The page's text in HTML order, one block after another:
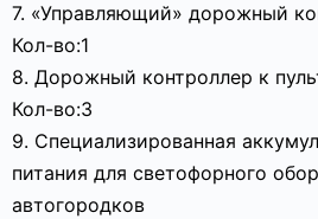
7. «Управляющий» дорожный
Кол-во:1
8. Дорожный контроллер к
Кол-во:3
9. Специализированная
питания для светофорного
автогородков